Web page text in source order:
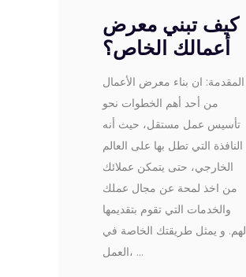
كيف تبني معرض
أعمالك الخاص؟
المقدمة: ان بناء معرض الأعمال
من أحد أهم الخطوات نحو
تأسيس عمل مستقل، حيث أنه
النافذة التي تطل بها على العالم
الخارجي، حتى يتمكن عملائك
من اخذ لمحة عن مجال عملك
والخدمات التي تقوم بتقديمها
لهم. و يمثل طريقتك الخاصة في
العمل،